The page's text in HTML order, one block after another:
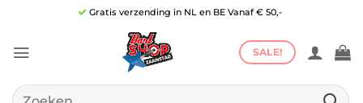
inhoud
Gratis verzending in NL en BE Vanaf € 50,-
SALE!
Zoeken